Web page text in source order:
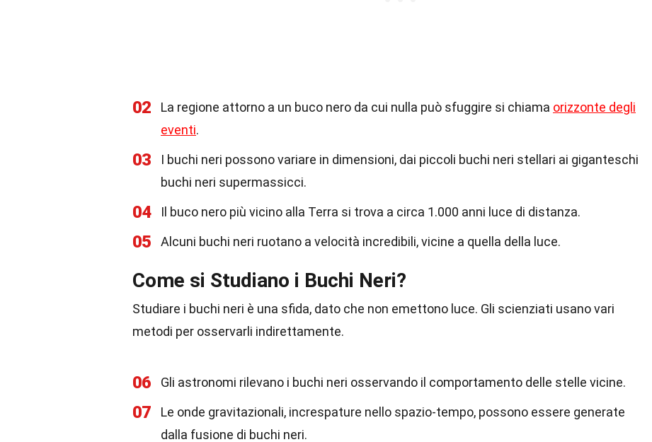
02 La regione attorno a un buco nero da cui nulla può sfuggire si chiama orizzonte degli
eventi.
03
I buchi neri possono variare in dimensioni, dai piccoli buchi neri stellari ai giganteschi
buchi neri supermassicci.
04 Il buco nero più vicino alla Terra si trova a circa 1.000 anni luce di distanza.
05 Alcuni buchi neri ruotano a velocità incredibili, vicine a quella della luce.
Come si Studiano i Buchi Neri?
Studiare i buchi neri è una sfida, dato che non emettono luce. Gli scienziati usano vari
metodi per osservarli indirettamente.
06 Gli astronomi rilevano i buchi neri osservando il comportamento delle stelle vicine.
07
Le onde gravitazionali, increspature nello spazio-tempo, possono essere generate
dalla fusione di buchi neri.